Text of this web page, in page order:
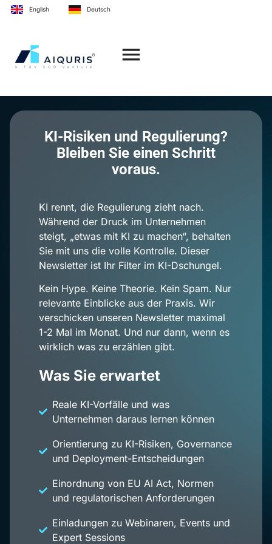
springen
English Deutsch
KI-Risiken und Regulierung?
Bleiben Sie einen Schritt
voraus.
KI rennt, die Regulierung zieht nach.
Während der Druck im Unternehmen
steigt, „etwas mit KI zu machen“, behalten
Sie mit uns die volle Kontrolle. Dieser
Newsletter ist Ihr Filter im KI-Dschungel.
Kein Hype. Keine Theorie. Kein Spam. Nur
relevante Einblicke aus der Praxis. Wir
verschicken unseren Newsletter maximal
1-2 Mal im Monat. Und nur dann, wenn es
wirklich was zu erzählen gibt.
Was Sie erwartet
Reale KI-Vorfälle und was
Unternehmen daraus lernen können
Orientierung zu KI-Risiken, Governance
und Deployment-Entscheidungen
Einordnung von EU AI Act, Normen
und regulatorischen Anforderungen
Einladungen zu Webinaren, Events und
Expert Sessions